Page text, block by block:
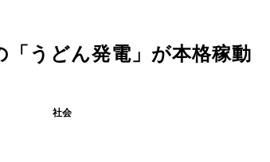
うどん発電」が本格稼動
社会